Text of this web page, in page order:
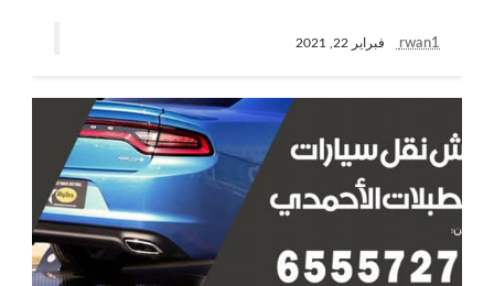
rwan1 فبراير 22, 2021